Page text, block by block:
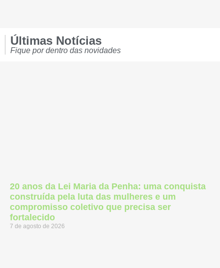
Últimas Notícias
Fique por dentro das novidades
20 anos da Lei Maria da Penha: uma conquista
construída pela luta das mulheres e um
compromisso coletivo que precisa ser
fortalecido
7 de agosto de 2026